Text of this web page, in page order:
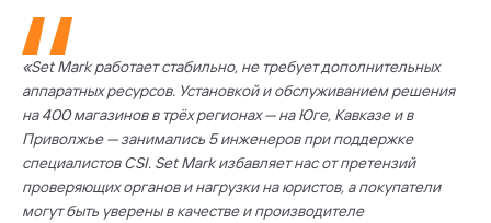
«Set Mark работает стабильно, не требует дополнительных
аппаратных ресурсов. Установкой и обслуживанием решения
на 400 магазинов в трёх регионах — на Юге, Кавказе и в
Приволжье — занимались 5 инженеров при поддержке
специалистов CSI. Set Mark избавляет нас от претензий
проверяющих органов и нагрузки на юристов, а покупатели
могут быть уверены в качестве и производителе